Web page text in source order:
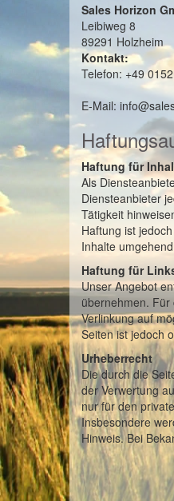
Sales Horizon
Leibiweg 8
89291 Holzheim
Kontakt:
Telefon: +49
E-Mail:
Haftung für
Als
Diensteanbieter
Tätigkeit
Haftung ist
Inhalte
Haftung für
Unser Angebot
übernehmen.
Verlinkung auf
Seiten ist jedoch
Urheberrecht
Die durch die
der Verwertung
nur für den
Insbesondere
Hinweis. Bei